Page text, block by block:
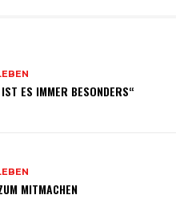
ES IMMER BESONDERS“
MITMACHEN